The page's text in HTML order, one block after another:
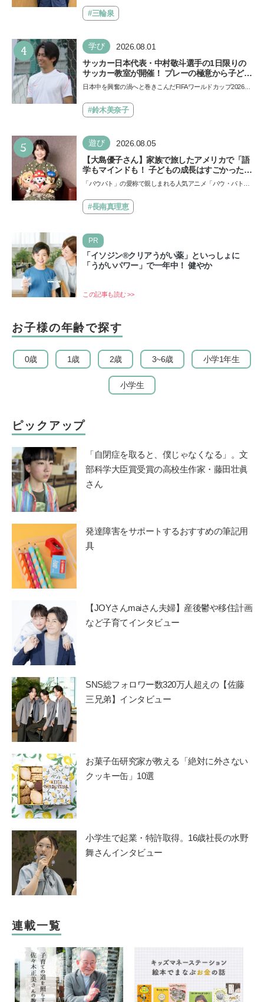
も…#三輪泉
4 学び 2026.08.01
サッカー日本代表・中村敬斗選手の1日限りの
サッカー教室が開催！ プレーの極意から子ども
時代の話まで…学びと笑顔あふれる大盛況イベ
日本中を興奮の渦へと巻きこんだFIFAワールドカップ2026
さん…
#鈴木美奈子
5 遊び 2026.08.05
【大島優子さん】家族で旅したアメリカで「語
学もマインドも！ 子どもの成長はすごかった」
声優をつとめた映画『パウ・パトロール ザ・ダ
できると子どもに知ってほしい
「パウパト」の愛称で親しまれる人気アニメ「パウ・パトロ
ザ…#長南真理恵
PR
「イソジン®クリアうがい薬」といっしょに
「うがいパワー」で一年中！ 健やか
この記事も読む >>
お子様の年齢で探す
0歳 1歳 2歳 3~6歳 小学1年生
小学生
ピックアップ
「自閉症を取ると、僕じゃなくなる」。文
部科学大臣賞受賞の高校生作家・藤田壮眞
さん
発達障害をサポートするおすすめの筆記用
具
【JOYさんmaiさん夫婦】産後鬱や移住計画
など子育てインタビュー
SNS総フォロワー数320万人超えの【佐藤
三兄弟】インタビュー
お菓子缶研究家が教える「絶対に外さない
クッキー缶」10選
小学生で起業・特許取得。16歳社長の水野
舞さんインタビュー
連載一覧